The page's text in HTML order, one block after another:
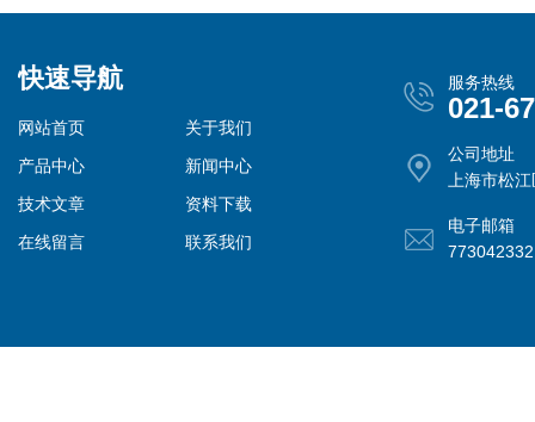
快速导航
网站首页
关于我们
产品中心
新闻中心
技术文章
资料下载
在线留言
联系我们
服务热线
021-
公司地址
上海市松
电子邮箱